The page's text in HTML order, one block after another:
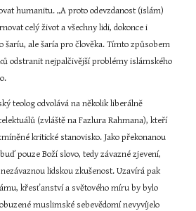
humanitu. „A proto odevzdanost (islám)
celý život a všechny lidi, dokonce i
šaríu, ale šaría pro člověka. Tímto způsobem
odstranit nejpalčivější problémy islámského
teolog odvolává na několik liberálně
(zvláště na Fazlura Rahmana), kteří
kritické stanovisko. Jako překonanou
pouze Boží slovo, tedy závazné zjevení,
lidskou zkušenost. Uzavírá pak
křesťanství a světového míru by bylo
muslimské sebevědomí nevyvíjelo